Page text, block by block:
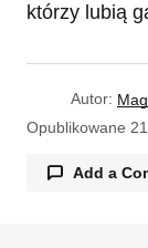
którzy lubią
Autor:
Opublikowane
Add a